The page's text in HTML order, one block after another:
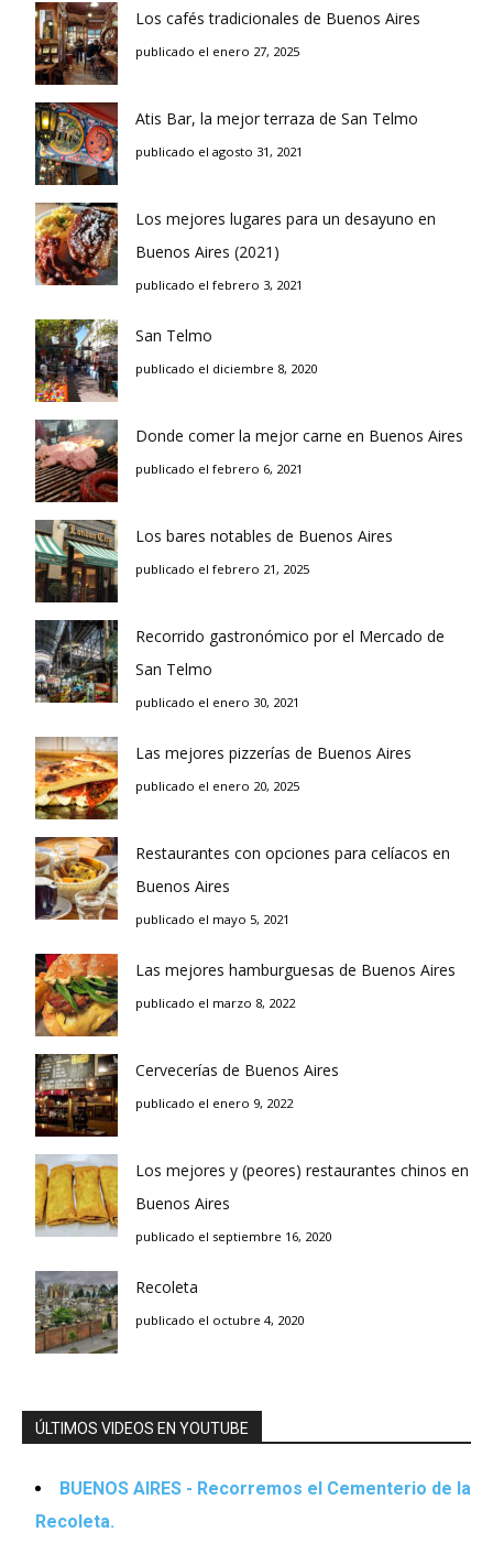
Los cafés tradicionales de Buenos Aires
publicado el enero 27, 2025
Atis Bar, la mejor terraza de San Telmo
publicado el agosto 31, 2021
Los mejores lugares para un desayuno en
Buenos Aires (2021)
publicado el febrero 3, 2021
San Telmo
publicado el diciembre 8, 2020
Donde comer la mejor carne en Buenos Aires
publicado el febrero 6, 2021
Los bares notables de Buenos Aires
publicado el febrero 21, 2025
Recorrido gastronómico por el Mercado de
San Telmo
publicado el enero 30, 2021
Las mejores pizzerías de Buenos Aires
publicado el enero 20, 2025
Restaurantes con opciones para celíacos en
Buenos Aires
publicado el mayo 5, 2021
Las mejores hamburguesas de Buenos Aires
publicado el marzo 8, 2022
Cervecerías de Buenos Aires
publicado el enero 9, 2022
Los mejores y (peores) restaurantes chinos en
Buenos Aires
publicado el septiembre 16, 2020
Recoleta
publicado el octubre 4, 2020
ÚLTIMOS VIDEOS EN YOUTUBE
BUENOS AIRES - Recorremos el Cementerio de la
Recoleta.